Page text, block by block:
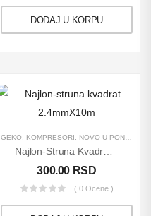
DODAJ U KORPU
GEKO KOMPRESORI NOVO U PONUDI
300.00 RSD
( 0 Ocene )